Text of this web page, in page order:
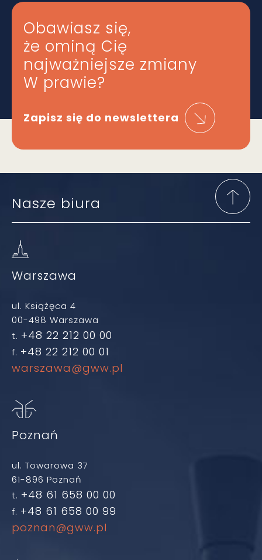
Obawiasz się,
że ominą Cię
najważniejsze zmiany
W prawie?
Zapisz się do newslettera
Nasze biura
Warszawa
ul. Książęca 4
00-498 Warszawa
t. +48 22 212 00 00
f. +48 22 212 00 01
warszawa@gww.pl
Poznań
ul. Towarowa 37
61-896 Poznań
t. +48 61 658 00 00
f. +48 61 658 00 99
poznan@gww.pl